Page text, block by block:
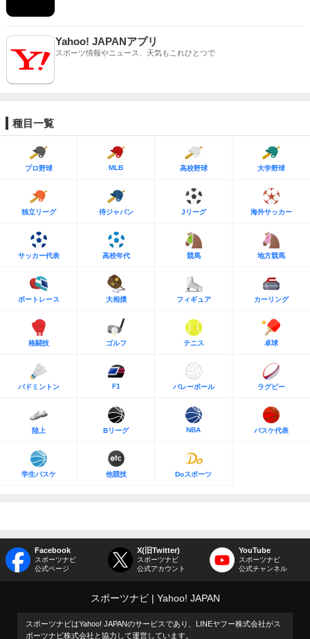
Yahoo! JAPANアプリ
スポーツ情報やニュース、天気もこれひとつで
種目一覧
プロ野球 MLB 高校野球 大学野球
独立リーグ 侍ジャパン Jリーグ 海外サッカー
サッカー代表 高校年代 競馬 地方競馬
ボートレース 大相撲 フィギュア カーリング
格闘技 ゴルフ テニス 卓球
バドミントン F1 バレーボール ラグビー
陸上 Bリーグ NBA バスケ代表
学生バスケ 他競技 Doスポーツ
Facebook
スポーツナビ
公式ページ
X(旧Twitter)
スポーツナビ
公式アカウント
YouTube
スポーツナビ
公式チャンネル
スポーツナビ Yahoo! JAPAN
スポーツナビはYahoo! JAPANのサービスであり、LINEヤフー株式会社がス
ポーツナビ株式会社と協力して運営しています。